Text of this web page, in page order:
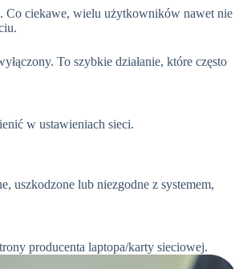
Co ciekawe, wielu użytkowników nawet nie
To szybkie działanie, które często
w ustawieniach sieci.
uszkodzone lub niezgodne z systemem,
producenta laptopa/karty sieciowej.